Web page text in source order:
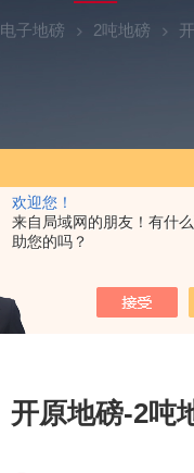
欢迎您！
来自局域网的朋友！有什
助您的吗？
电子地磅 2吨地磅
80吨地磅常规尺寸|80吨地
开原地磅-2吨